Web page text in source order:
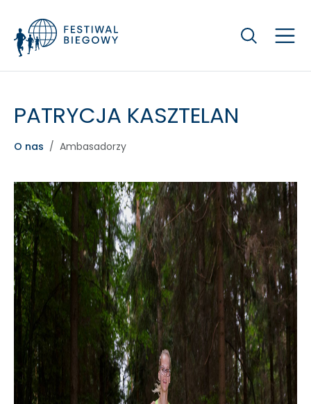
Szukaj
PATRYCJA KASZTELAN
O nas Ambasadorzy